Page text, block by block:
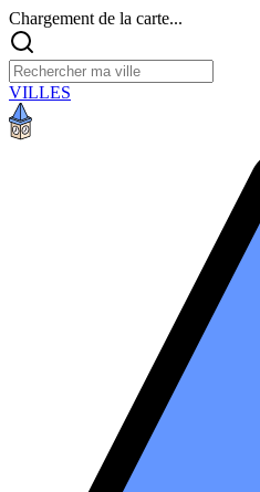
Chargement de la carte...
VILLES